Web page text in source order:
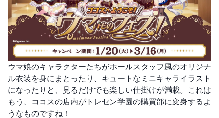
ウマ娘のキャラクターたちがホールスタッフ風のオリジナ
ル衣装を身にまとったり、キュートなミニキャライラスト
になったりと、見るだけでも楽しい仕掛けが満載。これは
もう、ココスの店内がトレセン学園の購買部に変身するよ
うなものですね！